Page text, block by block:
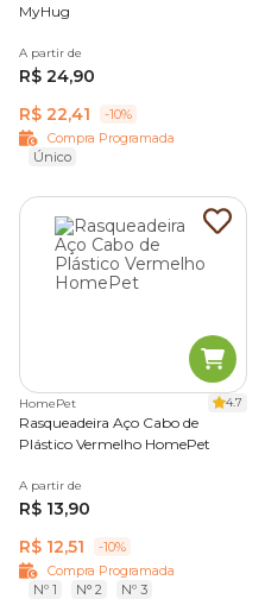
MyHug
A partir de
R$ 24,90
R$ 22,41
-10%
Compra Programada
Único
HomePet 4.7
Rasqueadeira Aço Cabo de
Plástico Vermelho HomePet
A partir de
R$ 13,90
R$ 12,51
-10%
Compra Programada
Nº 1
N° 2 Nº 3